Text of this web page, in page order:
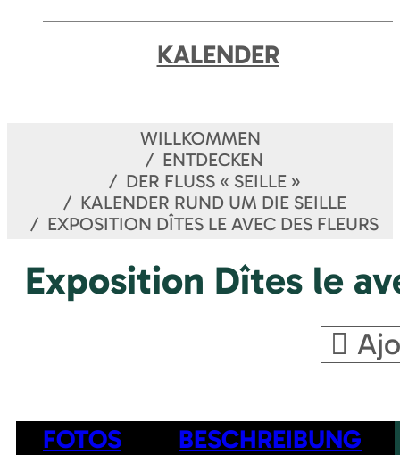
KALENDER
WILLKOMMEN
ENTDECKEN
DER FLUSS « SEILLE »
KALENDER RUND UM DIE SEILLE
EXPOSITION DÎTES LE AVEC DES FLEURS
Exposition Dîtes le
FOTOS BESCHREIBUNG